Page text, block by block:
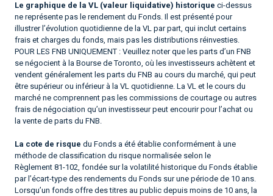
Le graphique de la VL (valeur liquidative) historique ci-dessus
ne représente pas le rendement du Fonds. Il est présenté pour
illustrer l’évolution quotidienne de la VL par part, qui inclut certains
frais et charges du fonds, mais pas les distributions réinvesties.
POUR LES FNB UNIQUEMENT : Veuillez noter que les parts d’un FNB
se négocient à la Bourse de Toronto, où les investisseurs achètent et
vendent généralement les parts du FNB au cours du marché, qui peut
être supérieur ou inférieur à la VL quotidienne. La VL et le cours du
marché ne comprennent pas les commissions de courtage ou autres
frais de négociation qu’un investisseur peut encourir pour l’achat ou
la vente de parts du FNB.
La cote de risque du Fonds a été établie conformément à une
méthode de classification du risque normalisée selon le
Règlement 81-102, fondée sur la volatilité historique du Fonds établie
par l’écart-type des rendements du Fonds sur une période de 10 ans.
Lorsqu’un fonds offre des titres au public depuis moins de 10 ans, la